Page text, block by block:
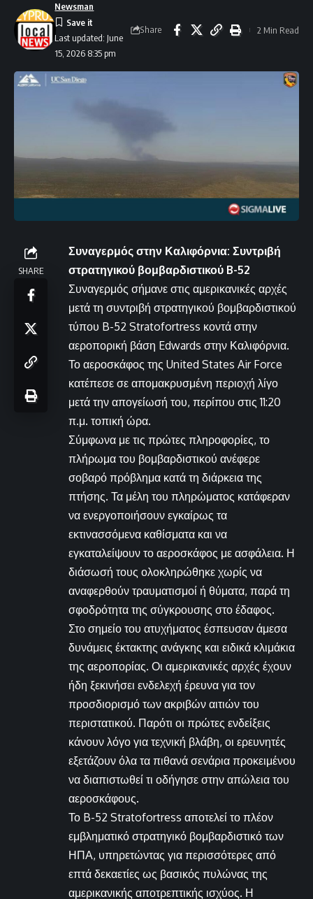
Last updated: June
15, 2026 8:35 pm
Newsman
Share 2 Min Read
SHARE
Συναγερμός στην Καλιφόρνια: Συντριβή
στρατηγικού βομβαρδιστικού B-52
Συναγερμός σήμανε στις αμερικανικές αρχές
μετά τη συντριβή στρατηγικού βομβαρδιστικού
τύπου B-52 Stratofortress κοντά στην
αεροπορική βάση Edwards στην Καλιφόρνια.
Το αεροσκάφος της United States Air Force
κατέπεσε σε απομακρυσμένη περιοχή λίγο
μετά την απογείωσή του, περίπου στις 11:20
π.μ. τοπική ώρα.
Σύμφωνα με τις πρώτες πληροφορίες, το
πλήρωμα του βομβαρδιστικού ανέφερε
σοβαρό πρόβλημα κατά τη διάρκεια της
πτήσης. Τα μέλη του πληρώματος κατάφεραν
να ενεργοποιήσουν εγκαίρως τα
εκτινασσόμενα καθίσματα και να
εγκαταλείψουν το αεροσκάφος με ασφάλεια. Η
διάσωσή τους ολοκληρώθηκε χωρίς να
αναφερθούν τραυματισμοί ή θύματα, παρά τη
σφοδρότητα της σύγκρουσης στο έδαφος.
Στο σημείο του ατυχήματος έσπευσαν άμεσα
δυνάμεις έκτακτης ανάγκης και ειδικά κλιμάκια
της αεροπορίας. Οι αμερικανικές αρχές έχουν
ήδη ξεκινήσει ενδελεχή έρευνα για τον
προσδιορισμό των ακριβών αιτιών του
περιστατικού. Παρότι οι πρώτες ενδείξεις
κάνουν λόγο για τεχνική βλάβη, οι ερευνητές
εξετάζουν όλα τα πιθανά σενάρια προκειμένου
να διαπιστωθεί τι οδήγησε στην απώλεια του
αεροσκάφους.
Το B-52 Stratofortress αποτελεί το πλέον
εμβληματικό στρατηγικό βομβαρδιστικό των
ΗΠΑ, υπηρετώντας για περισσότερες από
επτά δεκαετίες ως βασικός πυλώνας της
αμερικανικής αποτρεπτικής ισχύος. Η